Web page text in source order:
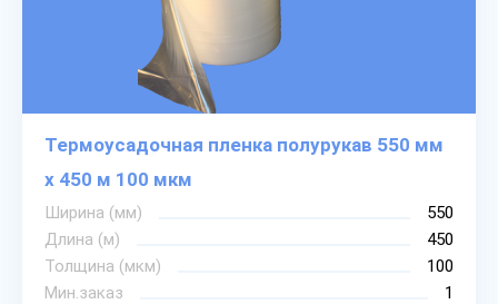
Термоусадочная пленка полурукав 550 мм
х 450 м 100 мкм
Ширина (мм)
550
Длина (м)
450
Толщина (мкм)
100
Мин.заказ
1